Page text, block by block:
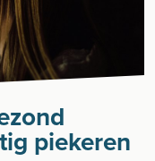
piekeren